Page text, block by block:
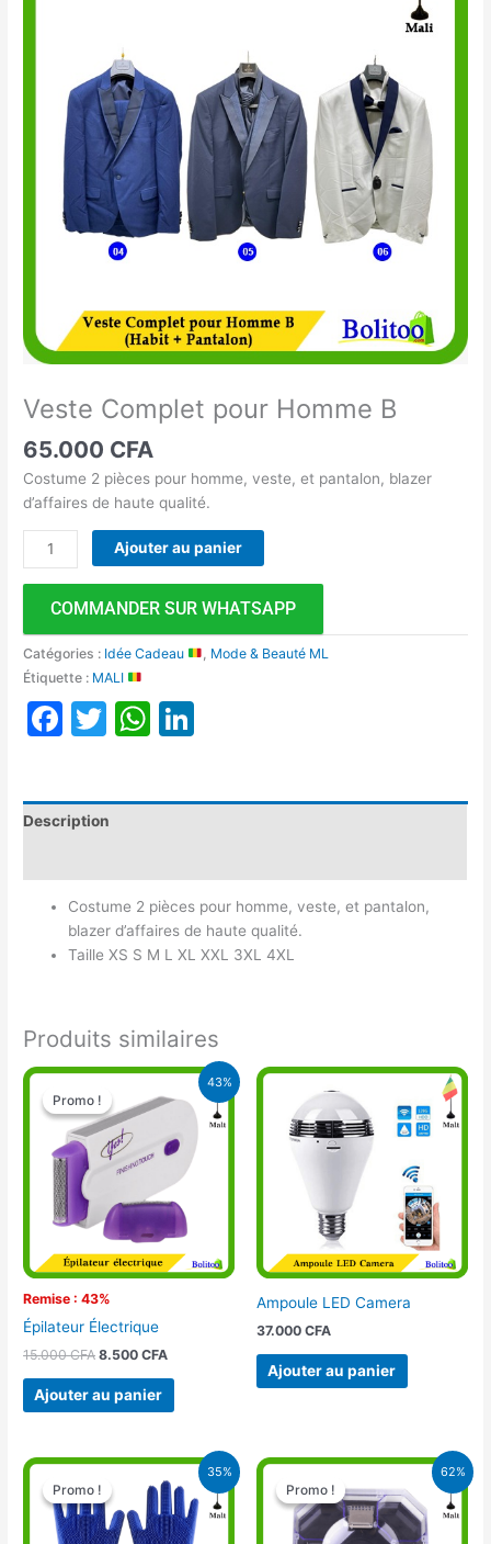
Veste Complet pour Homme B
65.000 CFA
Costume 2 pièces pour homme, veste, et pantalon, blazer
d’affaires de haute qualité.
Ajouter au panier
COMMANDER SUR WHATSAPP
Catégories : Idée Cadeau
Mode & Beauté ML
Étiquette : MALI
Facebook
TwitterWhatsApp
Description
Costume 2 pièces pour homme, veste, et pantalon,
blazer d’affaires de haute qualité.
Taille XS S M L XL XXL 3XL 4XL
Produits similaires
43%
Promo !
Remise : 43%
Promo !
Épilateur Électrique
15.000CFA
Le
prix
initial
était :
15.000 CFA.
8.500CFA
Le
actuel
8.500 CFA.
Ajouter au panier
Ampoule LED Camera
37.000 CFA
Ajouter au panier
35%
Promo !
Promo !
Le
prix
initial
était :
13.000 CFA.
Le
prix
actuel
est :
8.500 CFA.
62%
Promo !
Promo !
Le
prix
initial
était :
13.000 CFA.
Le
actuel
est :
5.000 CFA.